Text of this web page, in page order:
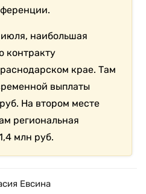
наибольшая
контракту
крае. Там
выплаты
На втором месте
региональная
млн руб.
Евсина